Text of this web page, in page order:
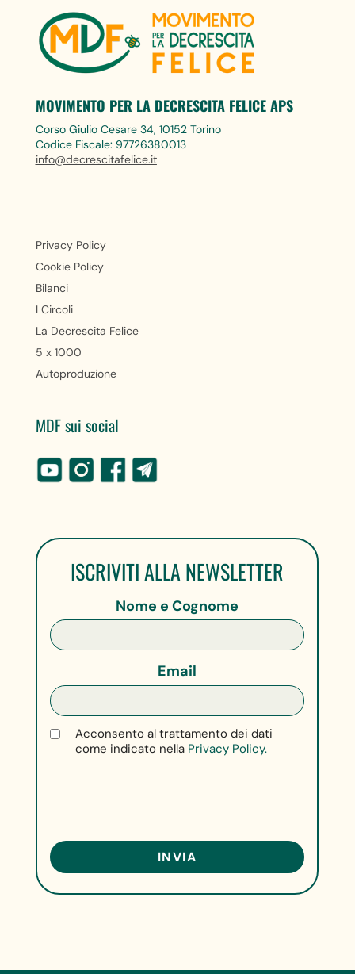
MOVIMENTO PER LA DECRESCITA FELICE APS
Corso Giulio Cesare 34, 10152 Torino
Codice Fiscale: 97726380013
info@decrescitafelice.it
Privacy Policy
Cookie Policy
Bilanci
I Circoli
La Decrescita Felice
5 x 1000
Autoproduzione
MDF sui social
ISCRIVITI ALLA NEWSLETTER
Nome e Cognome
Email
Acconsento al trattamento dei dati
come indicato nella Privacy Policy.